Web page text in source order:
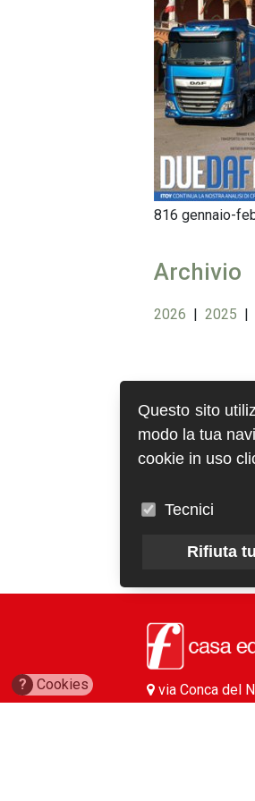
816 gennaio-
Archivio
2026 | 2025 |
via Conca del
? Cookies
Questo sito
modo la tua
cookie in uso
Tecnici
Rifiuta